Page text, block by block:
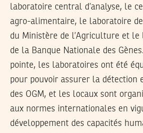
laboratoire central d’analyse, le
agro-alimentaire, le laboratoire
du Ministère de l’Agriculture et le
de la Banque Nationale des
pointe, les laboratoires ont été
pour pouvoir assurer la détection
des OGM, et les locaux sont
aux normes internationales en
développement des capacités